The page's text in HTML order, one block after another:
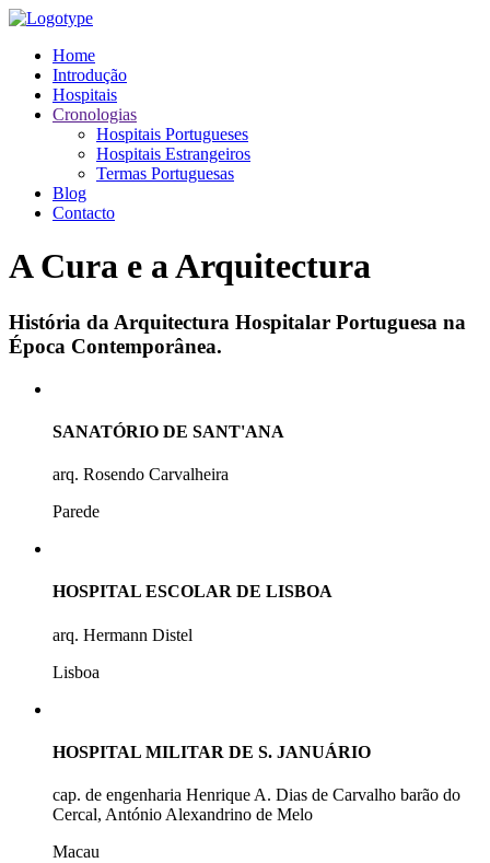
Home
Introdução
Hospitais
Cronologias
Hospitais Portugueses
Hospitais Estrangeiros
Termas Portuguesas
Blog
Contacto
A Cura e a Arquitectura
História da Arquitectura Hospitalar Portuguesa na
Época Contemporânea.
SANATÓRIO DE SANT'ANA
arq. Rosendo Carvalheira
Parede
HOSPITAL ESCOLAR DE LISBOA
arq. Hermann Distel
Lisboa
HOSPITAL MILITAR DE S. JANUÁRIO
cap. de engenharia Henrique A. Dias de Carvalho barão do
Cercal, António Alexandrino de Melo
Macau